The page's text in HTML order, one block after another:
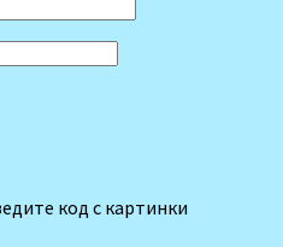
код с картинки